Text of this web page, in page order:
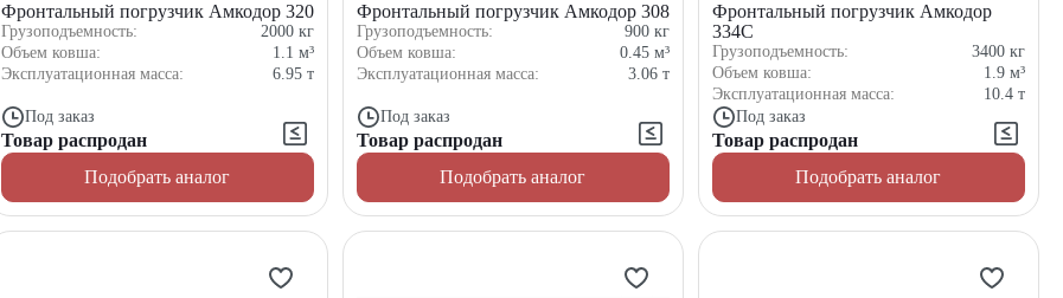
Фронтальный погрузчик Амкодор 320
Грузоподъемность: 2000 кг
Объем ковша:
1.1 м³
Эксплуатационная масса:
6.95 т
Под заказ
Товар распродан
Подобрать аналог
Фронтальный погрузчик Амкодор 308
Грузоподъемность: 900 кг
Объем ковша:
0.45 м³
Эксплуатационная масса:
3.06 т
Под заказ
Товар распродан
Подобрать аналог
Фронтальный погрузчик Амкодор
334С
Грузоподъемность: 3400 кг
Объем ковша:
1.9 м³
Эксплуатационная масса:
10.4 т
Под заказ
Товар распродан
Подобрать аналог